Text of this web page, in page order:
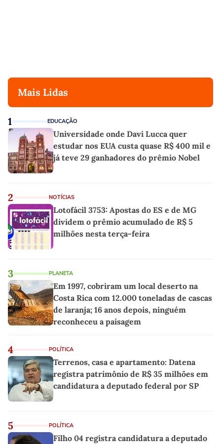
Mais Lidas
1 EDUCAÇÃO
Universidade onde Davi Lucca quer
estudar nos EUA custa quase R$ 400 mil e
já teve 29 ganhadores do prêmio Nobel
2 NOTÍCIAS
Lotofácil 3753: Apostas do ES e de MG
dividem o prêmio acumulado de R$ 5
milhões nesta terça-feira
3 PLANETA
Em 1997, cobriram um local deserto na
Costa Rica com 12.000 toneladas de cascas
de laranja; 16 anos depois, ninguém
reconheceu a paisagem
4 POLÍTICA
Terrenos, casa e apartamento: Datena
registra patrimônio de R$ 35 milhões em
candidatura a deputado federal por SP
5 POLÍTICA
Filho 04 registra candidatura a deputado